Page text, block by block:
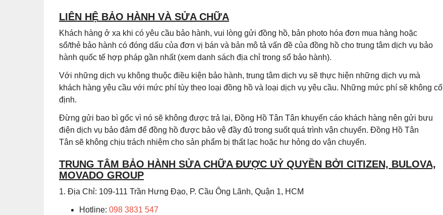
LIÊN HỆ BẢO HÀNH VÀ SỬA CHỮA
Khách hàng ở xa khi có yêu cầu bảo hành, vui lòng gửi đồng hồ, bản photo hóa đơn mua hàng hoặc
sổ/thẻ bảo hành có đóng dấu của đơn vị bán và bản mô tả vấn đề của đồng hồ cho trung tâm dịch vụ bảo
hành quốc tế hợp pháp gần nhất (xem danh sách địa chỉ trong sổ bảo hành).
Với những dịch vụ không thuộc điều kiện bảo hành, trung tâm dịch vụ sẽ thực hiện những dịch vụ mà
khách hàng yêu cầu với mức phí tùy theo loại đồng hồ và loại dịch vụ yêu cầu. Những mức phí sẽ không cố
định.
Đừng gửi bao bì gốc vì nó sẽ không được trả lại, Đồng Hồ Tân Tân khuyến cáo khách hàng nên gửi bưu
điện dịch vụ bảo đảm để đồng hồ được bảo vệ đầy đủ trong suốt quá trình vận chuyển. Đồng Hồ Tân
Tân sẽ không chịu trách nhiệm cho sản phẩm bị thất lạc hoặc hư hỏng do vận chuyển.
TRUNG TÂM BẢO HÀNH SỬA CHỮA ĐƯỢC UỶ QUYỀN BỞI CITIZEN, BULOVA,
MOVADO GROUP
1. Địa Chỉ: 109-111 Trần Hưng Đạo, P. Cầu Ông Lãnh, Quận 1, HCM
Hotline: 098 3831 547